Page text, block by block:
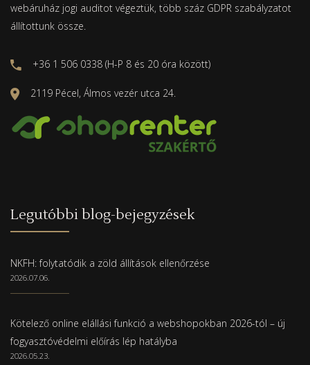
webáruház jogi auditot végeztük, több száz GDPR szabályzatot
állítottunk össze.
+36 1 506 0338 (H-P 8 és 20 óra között)
2119 Pécel, Álmos vezér utca 24.
Legutóbbi blog-bejegyzések
NKFH: folytatódik a zöld állítások ellenőrzése
2026.07.06.
Kötelező online elállási funkció a webshopokban 2026-tól – új
fogyasztóvédelmi előírás lép hatályba
2026.05.23.